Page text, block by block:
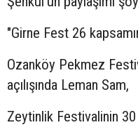
"Girne Fest 26
Ozanköy Pekmez
açılışında Leman Sam,
Zeytinlik Festivalinin 30